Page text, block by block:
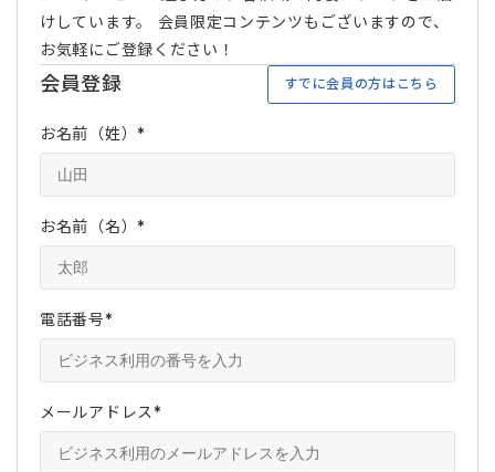
けしています。 会員限定コンテンツもございますので、
お気軽にご登録ください！
会員登録 すでに会員の方はこちら
お名前（姓）*
お名前（名）*
電話番号*
メールアドレス*